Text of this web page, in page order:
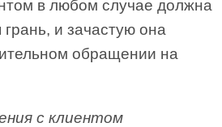
в любом случае должна
грань, и зачастую она
обращении на
с клиентом